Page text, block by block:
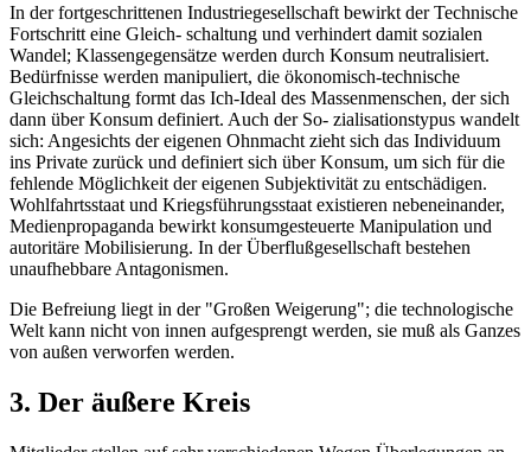
In der fortgeschrittenen Industriegesellschaft bewirkt der Technische
Fortschritt eine Gleich- schaltung und verhindert damit sozialen
Wandel; Klassengegensätze werden durch Konsum neutralisiert.
Bedürfnisse werden manipuliert, die ökonomisch-technische
Gleichschaltung formt das Ich-Ideal des Massenmenschen, der sich
dann über Konsum definiert. Auch der So- zialisationstypus wandelt
sich: Angesichts der eigenen Ohnmacht zieht sich das Individuum
ins Private zurück und definiert sich über Konsum, um sich für die
fehlende Möglichkeit der eigenen Subjektivität zu entschädigen.
Wohlfahrtsstaat und Kriegsführungsstaat existieren nebeneinander,
Medienpropaganda bewirkt konsumgesteuerte Manipulation und
autoritäre Mobilisierung. In der Überflußgesellschaft bestehen
unaufhebbare Antagonismen.
Die Befreiung liegt in der "Großen Weigerung"; die technologische
Welt kann nicht von innen aufgesprengt werden, sie muß als Ganzes
von außen verworfen werden.
3. Der äußere Kreis